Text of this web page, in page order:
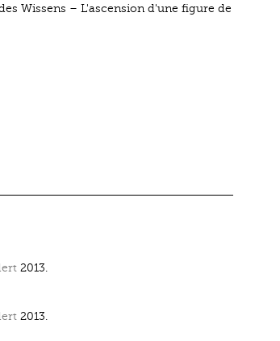
Wissens – L'ascension d'une figure de
2013.
2013.